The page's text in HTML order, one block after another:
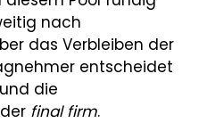
nach
das Verbleiben der
entscheidet
die
final firm.